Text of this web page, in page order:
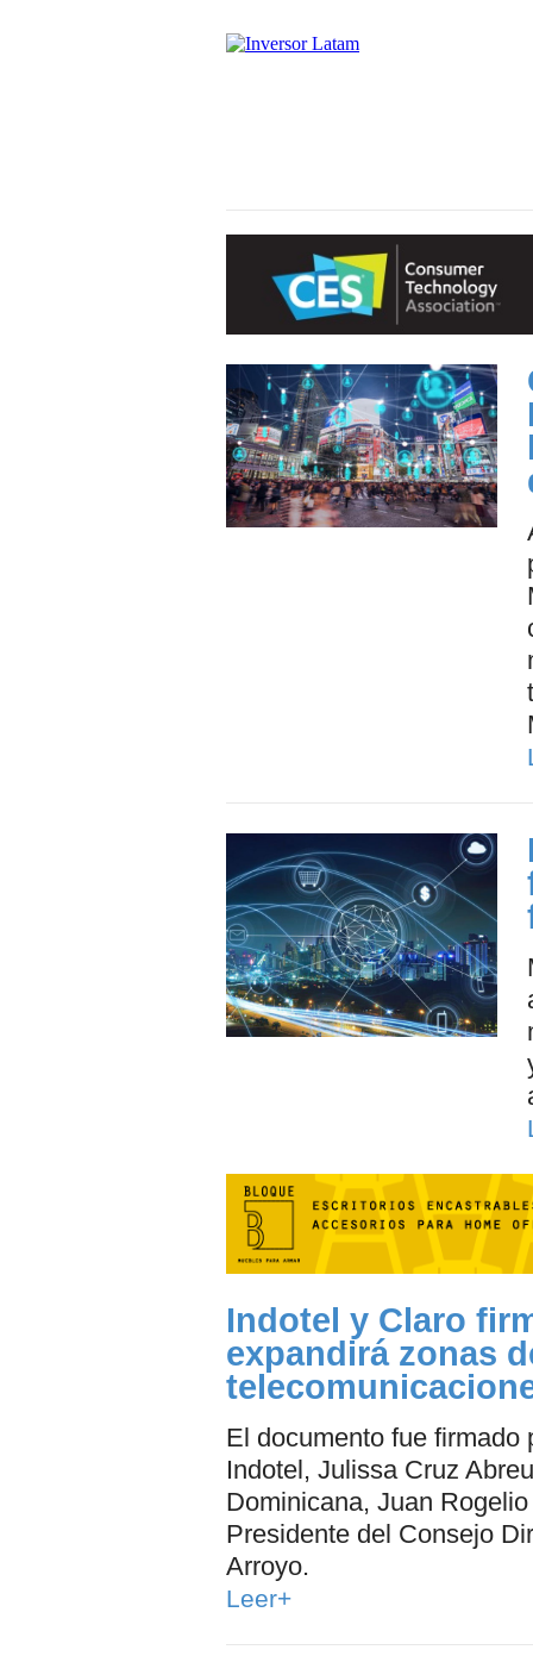
Indotel y Claro
expandirá zonas
El documento fue
Indotel, Julissa Cruz
Dominicana, Juan
Presidente del Consejo
Arroyo.
Leer+